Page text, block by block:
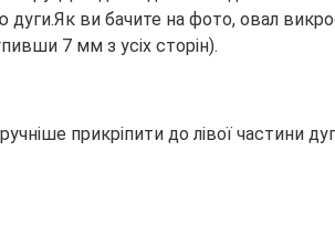
ви бачите на фото, овал
7 мм з усіх сторін).
прикріпити до лівої частини